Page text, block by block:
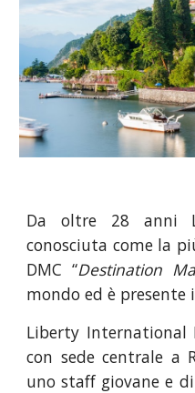
Da oltre 28 anni
conosciuta come la
DMC “Destination
mondo ed è presente
Liberty
con sede centrale a
uno staff giovane e